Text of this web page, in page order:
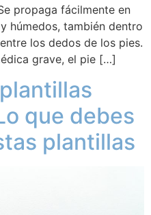
propaga fácilmente en
húmedos, también dentro
los dedos de los pies.
grave, el pie […]
que debes
plantillas